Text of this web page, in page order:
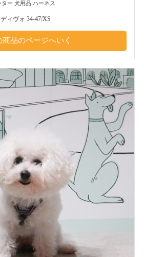
ター 犬用品 ハーネス
ィヴォ 34-47/XS